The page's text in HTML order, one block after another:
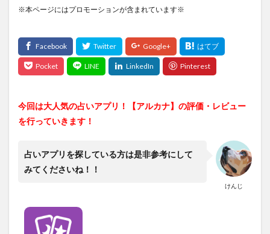
※本ページにはプロモーションが含まれています※
今回は大人気の占いアプリ！【アルカナ】の評価・レビュー
を行っていきます！
けんじ
占いアプリを探している方は是非参考にして
みてくださいね！！